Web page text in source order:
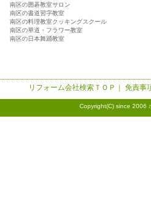
南区の囲碁教室サロン
南区の書道習字教室
南区の料理教室クッキングスクール
南区の華道・フラワー教室
南区の日本舞踊教室
リフォーム会社検索ＴＯＰ｜ 免責事
Copyright(C) since 2006